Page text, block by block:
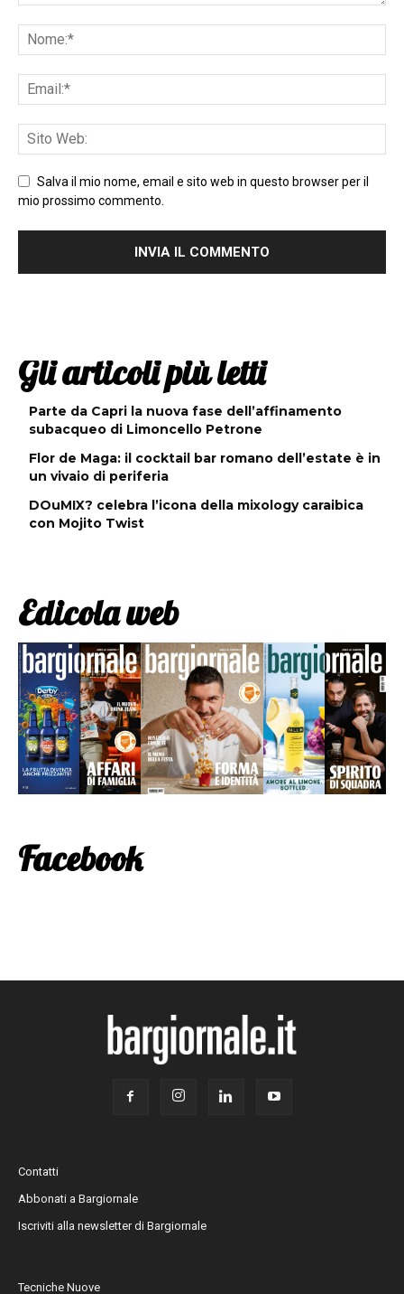
Salva il mio nome, email e sito web in questo browser per il
mio prossimo commento.
Gli articoli più letti
Parte da Capri la nuova fase dell’affinamento
subacqueo di Limoncello Petrone
Flor de Maga: il cocktail bar romano dell’estate è in
un vivaio di periferia
DOuMIX? celebra l’icona della mixology caraibica
con Mojito Twist
Edicola web
Facebook
Contatti
Abbonati a Bargiornale
Iscriviti alla newsletter di Bargiornale
Tecniche Nuove